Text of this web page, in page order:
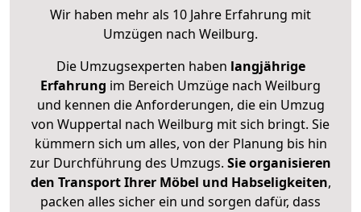
Wir haben mehr als 10 Jahre Erfahrung mit
Umzügen nach Weilburg.
Die Umzugsexperten haben langjährige
Erfahrung im Bereich Umzüge nach Weilburg
und kennen die Anforderungen, die ein Umzug
von Wuppertal nach Weilburg mit sich bringt. Sie
kümmern sich um alles, von der Planung bis hin
zur Durchführung des Umzugs. Sie organisieren
den Transport Ihrer Möbel und Habseligkeiten,
packen alles sicher ein und sorgen dafür, dass